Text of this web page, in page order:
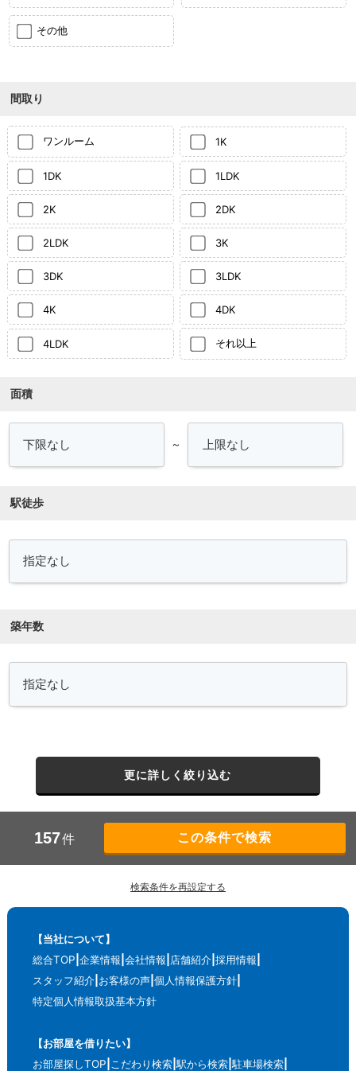
その他
間取り
ワンルーム 1K
1DK 1LDK
2K 2DK
2LDK 3K
3DK 3LDK
4K 4DK
4LDK それ以上
面積
～
駅徒歩
築年数
更に詳しく絞り込む
157件
検索条件を再設定する
【当社について】
総合TOP 企業情報 会社情報 店舗紹介 採用情報
スタッフ紹介 お客様の声 個人情報保護方針
特定個人情報取扱基本方針
【お部屋を借りたい】
お部屋探しTOP こだわり検索 駅から検索 駐車場検索